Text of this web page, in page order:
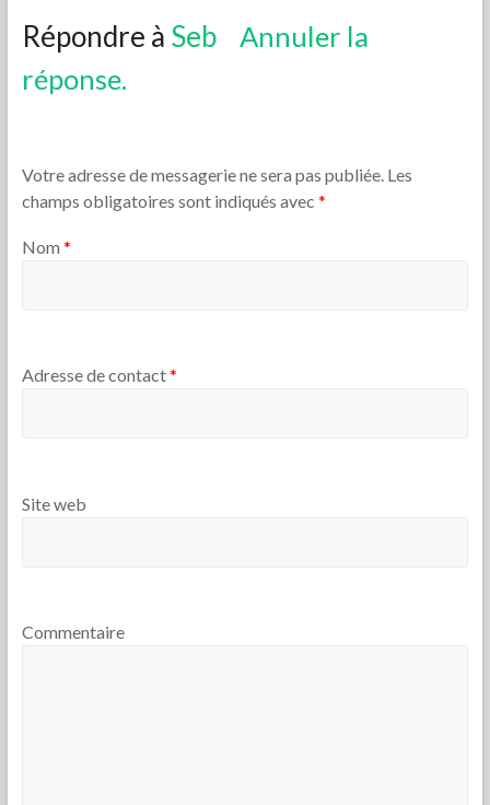
Répondre à Seb
Annuler la
réponse.
Votre adresse de messagerie ne sera pas publiée. Les
champs obligatoires sont indiqués avec *
Nom *
Adresse de contact*
Site web
Commentaire